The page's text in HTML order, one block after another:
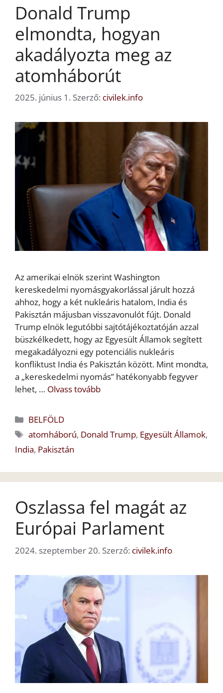
Donald Trump
elmondta, hogyan
akadályozta meg az
atomháborút
2025. június 1. Szerző: civilek.info
Az amerikai elnök szerint Washington
kereskedelmi nyomásgyakorlással járult hozzá
ahhoz, hogy a két nukleáris hatalom, India és
Pakisztán májusban visszavonulót fújt. Donald
Trump elnök legutóbbi sajtótájékoztatóján azzal
büszkélkedett, hogy az Egyesült Államok segített
megakadályozni egy potenciális nukleáris
konfliktust India és Pakisztán között. Mint mondta,
a „kereskedelmi nyomás” hatékonyabb fegyver
lehet, … Olvass tovább
Kategória
BELFÖLD
Címkék
atomháború, Donald Trump, Egyesült Államok,
India, Pakisztán
Oszlassa fel magát az
Európai Parlament
2024. szeptember 20. Szerző: civilek.info